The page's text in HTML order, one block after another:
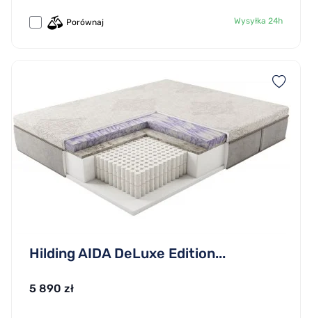
Porównaj Wysyłka 24h
Hilding AIDA DeLuxe Edition...
5 890 zł